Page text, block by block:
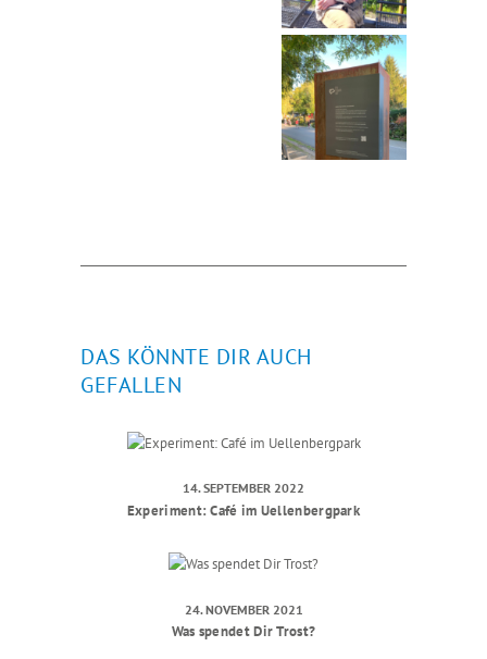
DAS KÖNNTE DIR AUCH
GEFALLEN
14. SEPTEMBER 2022
Experiment: Café im Uellenbergpark
24. NOVEMBER 2021
Was spendet Dir Trost?